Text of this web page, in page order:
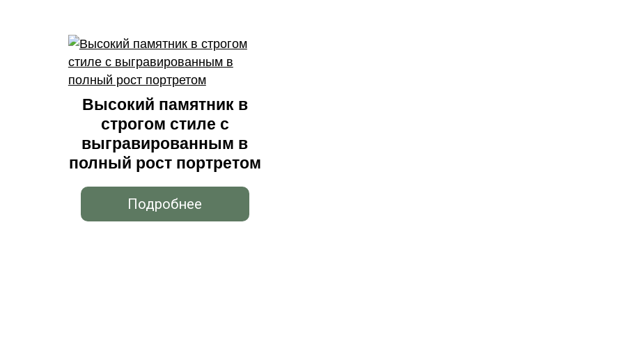
Высокий памятник в
строгом стиле с
выгравированным в
полный рост портретом
Подробнее